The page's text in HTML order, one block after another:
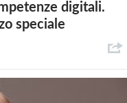
digitali.
speciale